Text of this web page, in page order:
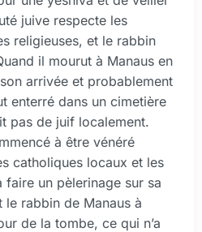
juive respecte les
religieuses, et le rabbin
il mourut à Manaus en
arrivée et probablement
enterré dans un cimetière
pas de juif localement.
à être vénéré
catholiques locaux et les
un pèlerinage sur sa
rabbin de Manaus à
de la tombe, ce qui n’a